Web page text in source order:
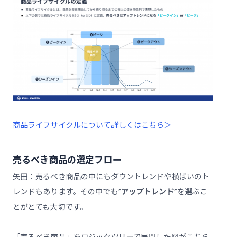
商品ライフサイクルについて詳しくはこちら＞
売るべき商品の選定フロー
矢田：売るべき商品の中にもダウントレンドや横ばいのト
レンドもあります。その中でも”アップトレンド”を選ぶこ
とがとても大切です。